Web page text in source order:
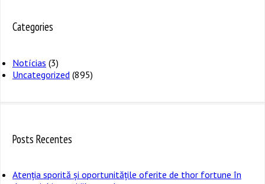
Categories
Notícias (3)
Uncategorized (895)
Posts Recentes
Atenția sporită și oportunitățile oferite de thor fortune în